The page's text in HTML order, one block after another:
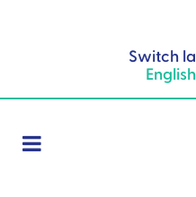
Switch
English